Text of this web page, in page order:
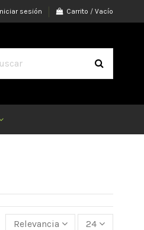
sesión Carrito / Vacío
Relevancia 24